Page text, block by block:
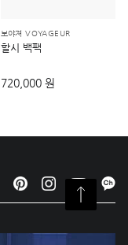
보야져 VOYAGEUR
할시 백팩
720,000 원